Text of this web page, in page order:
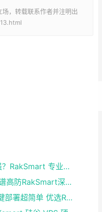
，转载联系作者并注明出
洛杉矶 VPS 技术支持哪家强？RakSmart 专业服务省心又靠谱
美国独立IP VPS怎么选？靠谱高防RakSmart深度推荐
欧洲VPS安装脚本教程：一键部署超简单 优选RakSmart欧洲机房